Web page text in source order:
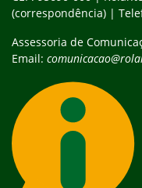
(correspondência) |
Assessoria de
Email: